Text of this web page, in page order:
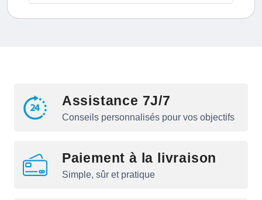
Assistance 7J/7
Conseils personnalisés pour vos objectifs
Paiement à la livraison
Simple, sûr et pratique